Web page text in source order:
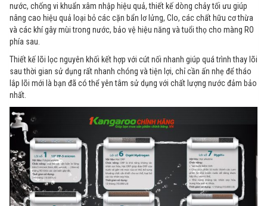
nước, chống vi khuẩn xâm nhập hiệu quả, thiết kế dòng chảy tối ưu giúp
nâng cao hiệu quả loại bỏ các cặn bẩn lơ lửng, Clo, các chất hữu cơ thừa
và các khí gây mùi trong nước, bảo vệ hiệu năng và tuổi thọ cho màng RO
phía sau.
Thiết kế lõi lọc nguyên khối kết hợp với cút nối nhanh giúp quá trình thay lõi
sau thời gian sử dụng rất nhanh chóng và tiện lợi, chỉ cần ấn nhẹ để tháo
lắp lõi mới là bạn đã có thể yên tâm sử dụng với chất lượng nước đảm bảo
nhất.